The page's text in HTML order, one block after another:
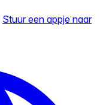
Stuur een appje naar